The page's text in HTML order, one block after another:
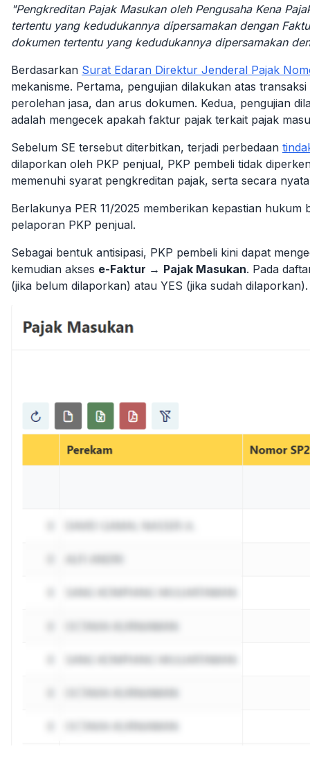
"Pengkreditan Pajak Masukan oleh Pengusaha Kena
tertentu yang kedudukannya dipersamakan dengan
dokumen tertentu yang kedudukannya dipersamakan
Berdasarkan Surat Edaran Direktur Jenderal Pajak
mekanisme. Pertama, pengujian dilakukan atas
perolehan jasa, dan arus dokumen. Kedua, pengujian
adalah mengecek apakah faktur pajak terkait pajak
Sebelum SE tersebut diterbitkan, terjadi perbedaan
dilaporkan oleh PKP penjual, PKP pembeli tidak
memenuhi syarat pengkreditan pajak, serta secara
Berlakunya PER 11/2025 memberikan kepastian
pelaporan PKP penjual.
Sebagai bentuk antisipasi, PKP pembeli kini dapat
kemudian akses e-Faktur → Pajak Masukan. Pada
(jika belum dilaporkan) atau YES (jika sudah dilaporkan).